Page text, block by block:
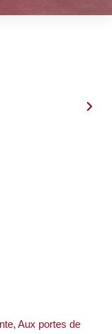
Aux portes de